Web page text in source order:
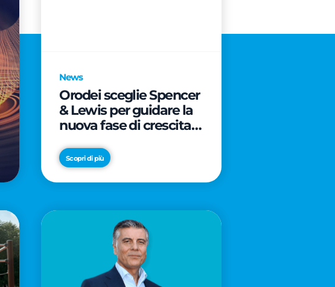
News
Orodei sceglie Spencer
& Lewis per guidare la
nuova fase di crescita e
brand
Scopri di più